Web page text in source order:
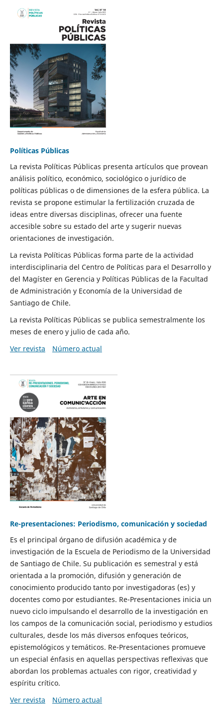
Políticas Públicas
La revista Políticas Públicas presenta artículos que provean
análisis político, económico, sociológico o jurídico de
políticas públicas o de dimensiones de la esfera pública. La
revista se propone estimular la fertilización cruzada de
ideas entre diversas disciplinas, ofrecer una fuente
accesible sobre su estado del arte y sugerir nuevas
orientaciones de investigación.
La revista Políticas Públicas forma parte de la actividad
interdisciplinaria del Centro de Políticas para el Desarrollo y
del Magíster en Gerencia y Políticas Públicas de la Facultad
de Administración y Economía de la Universidad de
Santiago de Chile.
La revista Políticas Públicas se publica semestralmente los
meses de enero y julio de cada año.
Ver revista
Número actual
Re-presentaciones: Periodismo, comunicación y sociedad
Es el principal órgano de difusión académica y de
investigación de la Escuela de Periodismo de la Universidad
de Santiago de Chile. Su publicación es semestral y está
orientada a la promoción, difusión y generación de
conocimiento producido tanto por investigadoras (es) y
docentes como por estudiantes. Re-Presentaciones inicia un
nuevo ciclo impulsando el desarrollo de la investigación en
los campos de la comunicación social, periodismo y estudios
culturales, desde los más diversos enfoques teóricos,
epistemológicos y temáticos. Re-Presentaciones promueve
un especial énfasis en aquellas perspectivas reflexivas que
abordan los problemas actuales con rigor, creatividad y
espíritu crítico.
Ver revista
Número actual